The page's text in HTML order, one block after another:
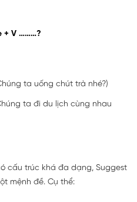
+ V ………?
ta uống chút trà nhé?)
ta đi du lịch cùng nhau
cấu trúc khá đa dạng, Suggest
mệnh đề. Cụ thể: